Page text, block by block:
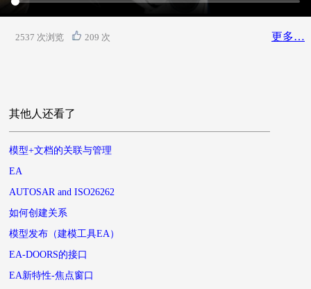
2537 次浏览 209 次 更多…
其他人还看了
模型+文档的关联与管理
EA
AUTOSAR and ISO26262
如何创建关系
模型发布（建模工具EA）
EA-DOORS的接口
EA新特性-焦点窗口